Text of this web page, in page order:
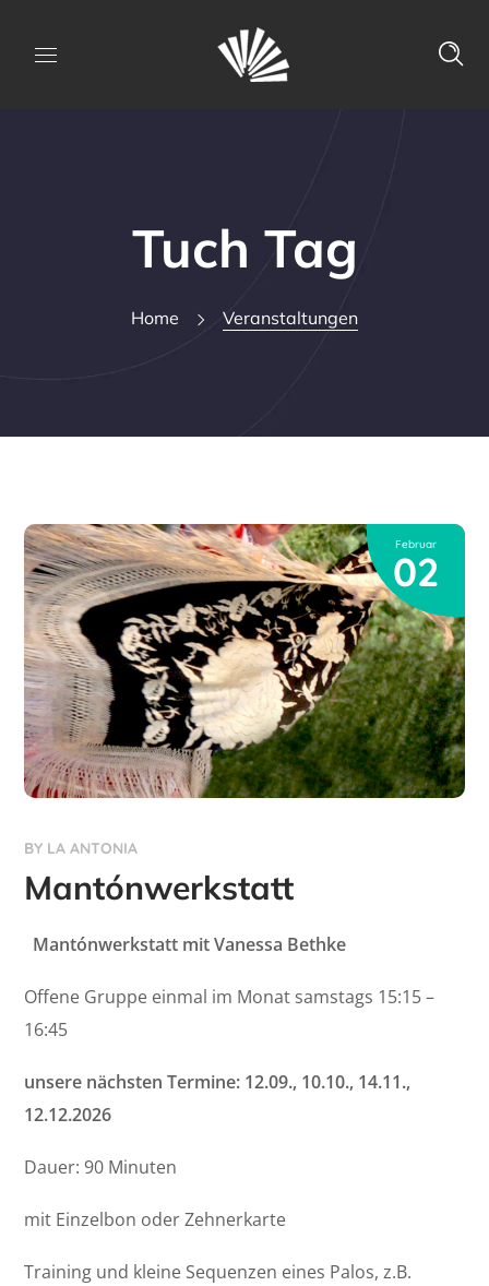
Tuch Tag
Home Veranstaltungen
Februar
02
BY LA ANTONIA
Mantónwerkstatt
Mantónwerkstatt mit Vanessa Bethke
Offene Gruppe einmal im Monat samstags 15:15 –
16:45
unsere nächsten Termine: 12.09., 10.10., 14.11.,
12.12.2026
Dauer: 90 Minuten
mit Einzelbon oder Zehnerkarte
Training und kleine Sequenzen eines Palos, z.B.